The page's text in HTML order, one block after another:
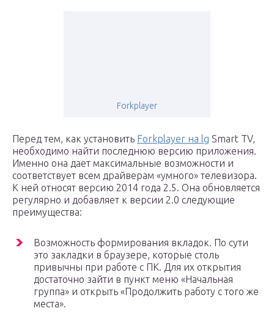
Forkplayer
Перед тем, как установить Forkplayer на lg Smart TV,
необходимо найти последнюю версию приложения.
Именно она дает максимальные возможности и
соответствует всем драйверам «умного» телевизора.
К ней относят версию 2014 года 2.5. Она обновляется
регулярно и добавляет к версии 2.0 следующие
преимущества:
Возможность формирования вкладок. По сути
это закладки в браузере, которые столь
привычны при работе с ПК. Для их открытия
достаточно зайти в пункт меню «Начальная
группа» и открыть «Продолжить работу с того же
места».